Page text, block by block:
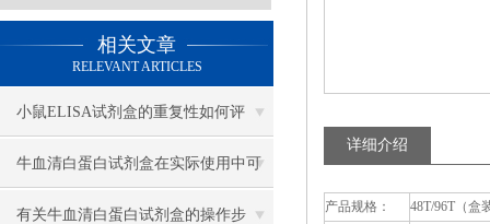
相关文章
RELEVANT ARTICLES
小鼠ELISA试剂盒的重复性如何评
估？
牛血清白蛋白试剂盒在实际使用中可
分为多种类型测定
有关牛血清白蛋白试剂盒的操作步
详细介绍
产品规格：
48T/96T（盒